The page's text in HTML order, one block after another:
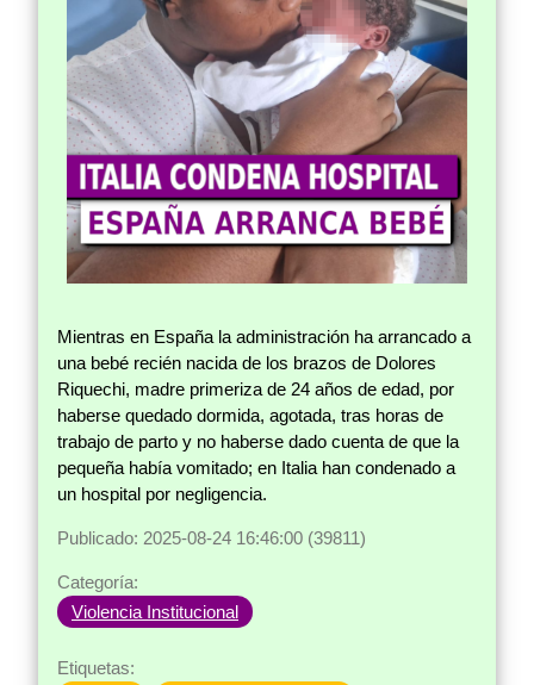
Mientras en España la administración ha arrancado a
una bebé recién nacida de los brazos de Dolores
Riquechi, madre primeriza de 24 años de edad, por
haberse quedado dormida, agotada, tras horas de
trabajo de parto y no haberse dado cuenta de que la
pequeña había vomitado; en Italia han condenado a
un hospital por negligencia.
Publicado: 2025-08-24 16:46:00 (39811)
Categoría:
Violencia Institucional
Etiquetas: